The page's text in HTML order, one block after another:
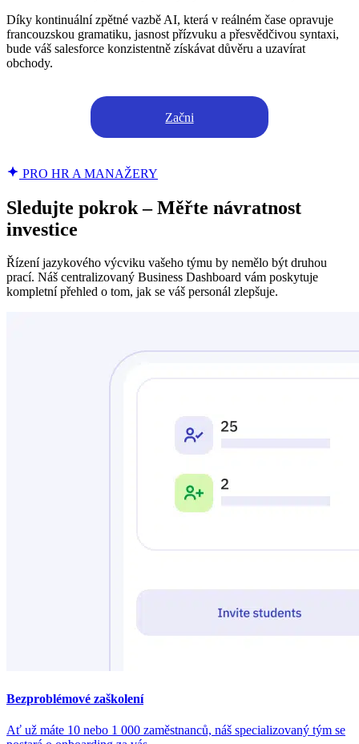
Díky kontinuální zpětné vazbě AI, která v reálném čase opravuje
francouzskou gramatiku, jasnost přízvuku a přesvědčivou syntaxi,
bude váš salesforce konzistentně získávat důvěru a uzavírat
obchody.
Začni
PRO HR A MANAŽERY
Sledujte pokrok – Měřte návratnost
investice
Řízení jazykového výcviku vašeho týmu by nemělo být druhou
prací. Náš centralizovaný Business Dashboard vám poskytuje
kompletní přehled o tom, jak se váš personál zlepšuje.
Bezproblémové zaškolení
Ať už máte 10 nebo 1 000 zaměstnanců, náš specializovaný tým se